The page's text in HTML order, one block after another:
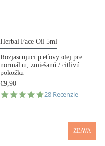
Herbal Face Oil 5ml
Rozjasňujúci pleťový olej pre
normálnu, zmiešanú / citlivú
pokožku
€9,90
5.0
28 Recenzie
ZĽAVA